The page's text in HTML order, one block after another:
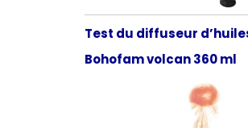
Test du diffuseur
Bohofam volcan 360 ml